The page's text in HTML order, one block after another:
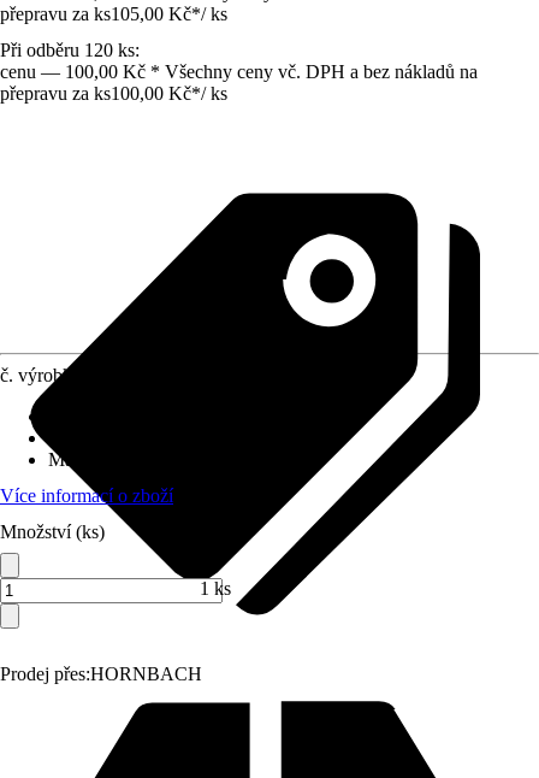
přepravu za ks105,00 Kč*/ ks
Při odběru 120 ks:
cenu — 100,00 Kč * Všechny ceny vč. DPH a bez nákladů na
přepravu za ks100,00 Kč*/ ks
Prodej přes:HORNBACH
č. výrobku
Materiál
Více informací o zboží
Množství (ks)
1 ks